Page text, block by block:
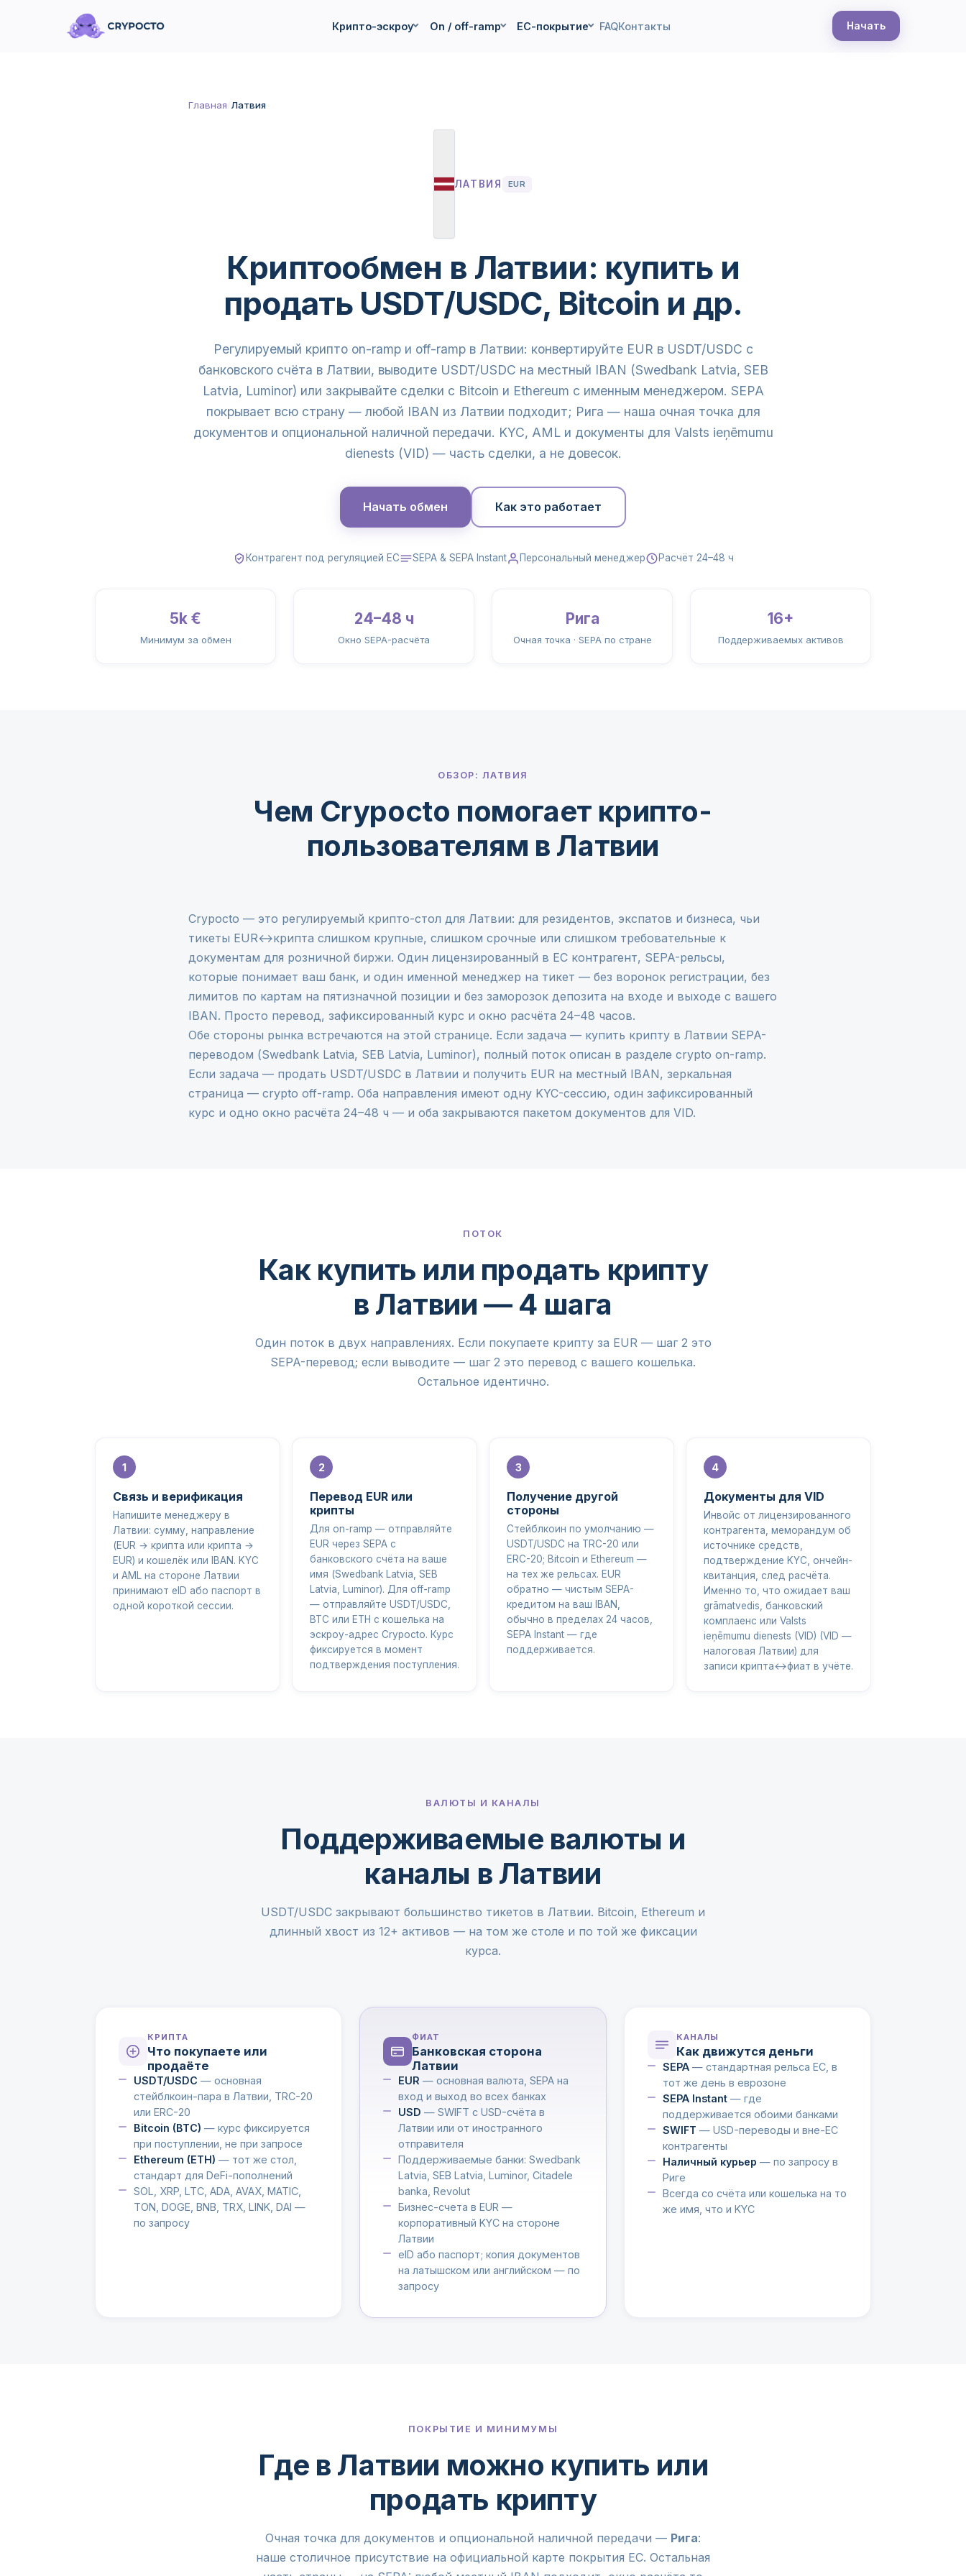
Крипто-эскроу On / off-ramp ЕС-покрытие FAQКонтакты Начать
Главная Латвия
ЛАТВИЯ EUR
Криптообмен в Латвии: купить и
продать USDT/USDC, Bitcoin и др.
Регулируемый крипто on-ramp и off-ramp в Латвии: конвертируйте EUR в USDT/USDC с
банковского счёта в Латвии, выводите USDT/USDC на местный IBAN (Swedbank Latvia, SEB
Latvia, Luminor) или закрывайте сделки с Bitcoin и Ethereum с именным менеджером. SEPA
покрывает всю страну — любой IBAN из Латвии подходит; Рига — наша очная точка для
документов и опциональной наличной передачи. KYC, AML и документы для Valsts ieņēmumu
dienests (VID) — часть сделки, а не довесок.
Начать обмен Как это работает
Контрагент под регуляцией ЕС SEPA & SEPA Instant Персональный менеджер Расчёт 24–48 ч
5k €
Минимум за обмен
24–48 ч
Окно SEPA-расчёта
Рига
Очная точка · SEPA по стране
16+
Поддерживаемых активов
ОБЗОР: ЛАТВИЯ
Чем Crypocto помогает крипто-
пользователям в Латвии
Crypocto — это регулируемый крипто-стол для Латвии: для резидентов, экспатов и бизнеса, чьи
тикеты EUR↔крипта слишком крупные, слишком срочные или слишком требовательные к
документам для розничной биржи. Один лицензированный в ЕС контрагент, SEPA-рельсы,
которые понимает ваш банк, и один именной менеджер на тикет — без воронок регистрации, без
лимитов по картам на пятизначной позиции и без заморозок депозита на входе и выходе с вашего
IBAN. Просто перевод, зафиксированный курс и окно расчёта 24–48 часов.
Обе стороны рынка встречаются на этой странице. Если задача — купить крипту в Латвии SEPA-
переводом (Swedbank Latvia, SEB Latvia, Luminor), полный поток описан в разделе crypto on-ramp.
Если задача — продать USDT/USDC в Латвии и получить EUR на местный IBAN, зеркальная
страница — crypto off-ramp. Оба направления имеют одну KYC-сессию, один зафиксированный
курс и одно окно расчёта 24–48 ч — и оба закрываются пакетом документов для VID.
ПОТОК
Как купить или продать крипту
в Латвии — 4 шага
Один поток в двух направлениях. Если покупаете крипту за EUR — шаг 2 это
SEPA-перевод; если выводите — шаг 2 это перевод с вашего кошелька.
Остальное идентично.
Связь и верификация
Напишите менеджеру в
Латвии: сумму, направление
(EUR → крипта или крипта →
EUR) и кошелёк или IBAN. KYC
и AML на стороне Латвии
принимают eID або паспорт в
одной короткой сессии.
Перевод EUR или
крипты
Для on-ramp — отправляйте
EUR через SEPA с
банковского счёта на ваше
имя (Swedbank Latvia, SEB
Latvia, Luminor). Для off-ramp
— отправляйте USDT/USDC,
BTC или ETH с кошелька на
эскроу-адрес Crypocto. Курс
фиксируется в момент
подтверждения поступления.
Получение другой
стороны
Стейблкоин по умолчанию —
USDT/USDC на TRC-20 или
ERC-20; Bitcoin и Ethereum —
на тех же рельсах. EUR
обратно — чистым SEPA-
кредитом на ваш IBAN,
обычно в пределах 24 часов,
SEPA Instant — где
поддерживается.
Документы для VID
Инвойс от лицензированного
контрагента, меморандум об
источнике средств,
подтверждение KYC, ончейн-
квитанция, след расчёта.
Именно то, что ожидает ваш
grāmatvedis, банковский
комплаенс или Valsts
ieņēmumu dienests (VID) (VID —
налоговая Латвии) для
записи крипта↔фиат в учёте.
ВАЛЮТЫ И КАНАЛЫ
Поддерживаемые валюты и
каналы в Латвии
USDT/USDC закрывают большинство тикетов в Латвии. Bitcoin, Ethereum и
длинный хвост из 12+ активов — на том же столе и по той же фиксации
курса.
КРИПТА
Что покупаете или
продаёте
USDT/USDC — основная
стейблкоин-пара в Латвии, TRC-20
или ERC-20
Bitcoin (BTC) — курс фиксируется
при поступлении, не при запросе
Ethereum (ETH) — тот же стол,
стандарт для DeFi-пополнений
SOL, XRP, LTC, ADA, AVAX, MATIC,
TON, DOGE, BNB, TRX, LINK, DAI —
по запросу
ФИАТ
Банковская сторона
Латвии
EUR — основная валюта, SEPA на
вход и выход во всех банках
USD — SWIFT с USD-счёта в
Латвии или от иностранного
отправителя
Поддерживаемые банки: Swedbank
Latvia, SEB Latvia, Luminor, Citadele
banka, Revolut
Бизнес-счета в EUR —
корпоративный KYC на стороне
Латвии
eID або паспорт; копия документов
на латышском или английском — по
запросу
КАНАЛЫ
Как движутся деньги
SEPA— стандартная рельса ЕС, в
тот же день в еврозоне
SEPA Instant— где
поддерживается обоими банками
SWIFT — USD-переводы и вне-ЕС
контрагенты
Наличный курьер — по запросу в
Риге
Всегда со счёта или кошелька на то
же имя, что и KYC
ПОКРЫТИЕ И МИНИМУМЫ
Где в Латвии можно купить или
продать крипту
Очная точка для документов и опциональной наличной передачи — Рига:
наше столичное присутствие на официальной карте покрытия ЕС. Остальная